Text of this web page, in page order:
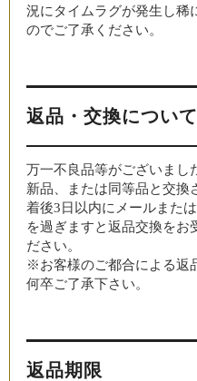
況にタイムラグが発生し稀
のでご了承ください。
返品・交換につい
万一不良品等がございまし
新品、または同等品と交換
着後3日以内にメールまた
を過ぎますと返品交換をお
ださい。
※お客様のご都合による返
何卒ご了承下さい。
返品期限